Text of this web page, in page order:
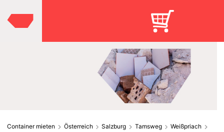
Container mieten Österreich Salzburg Tamsweg
Weißpriach